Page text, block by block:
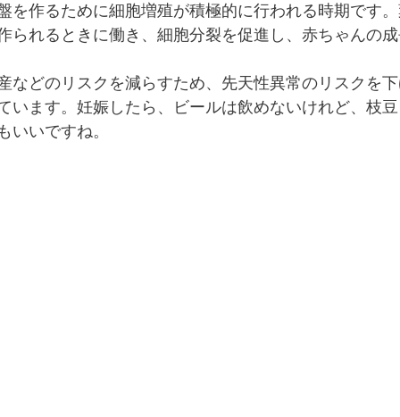
を作るために細胞増殖が積極的に行われる時期です
られるときに働き、細胞分裂を促進し、赤ちゃんの
などのリスクを減らすため、先天性異常のリスクを
います。妊娠したら、ビールは飲めないけれど、枝
いいですね。